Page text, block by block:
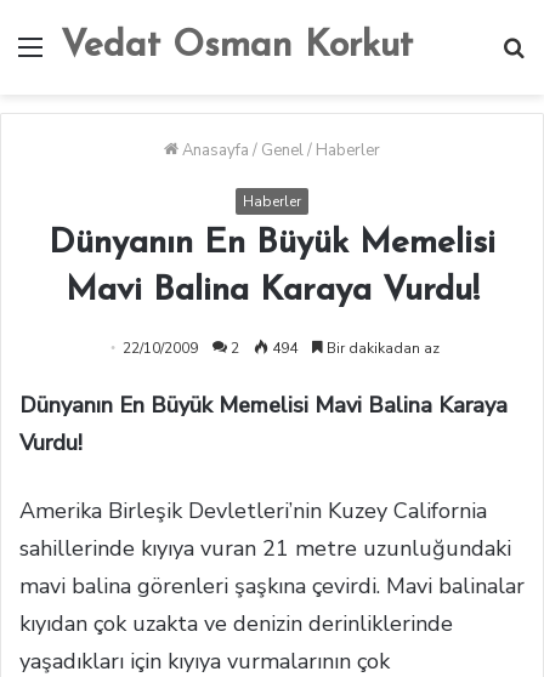
Menü
Vedat Osman Korkut
...
Anasayfa / Genel/ Haberler
Haberler
Dünyanın En Büyük Memelisi
Mavi Balina Karaya Vurdu!
22/10/2009 2 494 Bir dakikadan az
Dünyanın En Büyük Memelisi Mavi Balina Karaya
Vurdu!
Amerika Birleşik Devletleri’nin Kuzey California
sahillerinde kıyıya vuran 21 metre uzunluğundaki
mavi balina görenleri şaşkına çevirdi. Mavi balinalar
kıyıdan çok uzakta ve denizin derinliklerinde
yaşadıkları için kıyıya vurmalarının çok